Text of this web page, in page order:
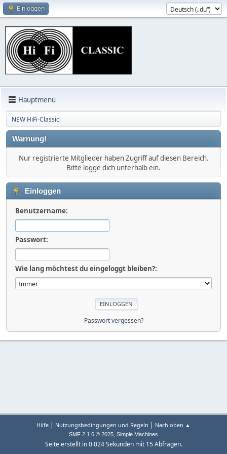
Einloggen
Hauptmenü
NEW HiFi-Classic
Warnung!
Nur registrierte Mitglieder haben Zugriff auf diesen Bereich.
Bitte logge dich unterhalb ein.
Einloggen
Benutzername:
Passwort:
Wie lang möchtest du eingeloggt bleiben?:
Passwort vergessen?
Hilfe | Nutzungsbedingungen und Regeln | Nach oben ▲
SMF 2.1.6 © 2025, Simple Machines
Seite erstellt in 0.024 Sekunden mit 15 Abfragen.